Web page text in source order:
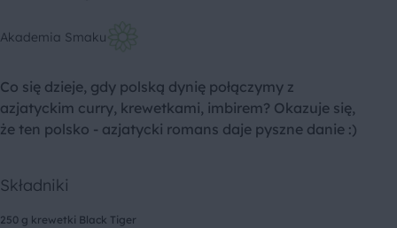
Akademia Smaku
Co się dzieje, gdy polską dynię połączymy z
azjatyckim curry, krewetkami, imbirem? Okazuje się,
że ten polsko - azjatycki romans daje pyszne danie :)
Składniki
250 g krewetki Black Tiger